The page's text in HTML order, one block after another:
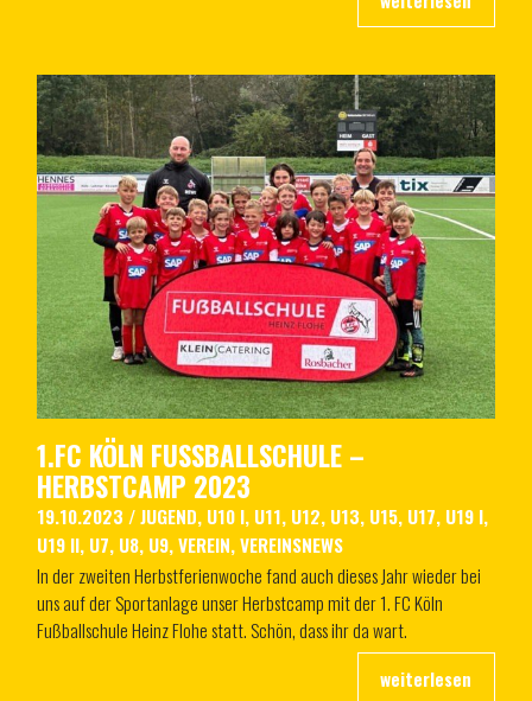
1.FC KÖLN FUSSBALLSCHULE – H
ERBSTCAMP 2023
19.10.2023 /JUGEND, U10 I, U11, U12, U13, U15, U17, U19 I,
U19 II, U7, U8, U9,VEREIN,VEREINSNEWS
In der zweiten Herbstferienwoche fand auch dieses Jahr wieder bei
uns auf der Sportanlage unser Herbstcamp mit der 1. FC Köln
Fußballschule Heinz Flohe statt. Schön, dass ihr da wart.